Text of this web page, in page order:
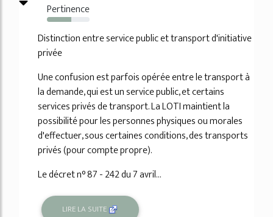
Pertinence
57%
Distinction entre service public et transport d'initiative
privée
Une confusion est parfois opérée entre le transport à
la demande, qui est un service public, et certains
services privés de transport. La LOTI maintient la
possibilité pour les personnes physiques ou morales
d'effectuer, sous certaines conditions, des transports
privés (pour compte propre).
Le décret n° 87 - 242 du 7 avril...
LIRE LA SUITE